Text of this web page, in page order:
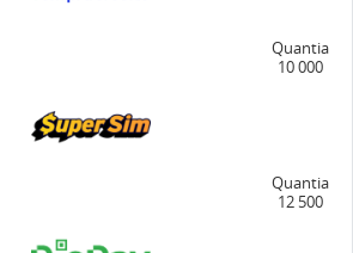
Quantia
10 000
Quantia
12 500